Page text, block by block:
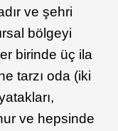
ve şehri
bölgeyi
birinde üç ila
tarzı oda (iki
ve hepsinde